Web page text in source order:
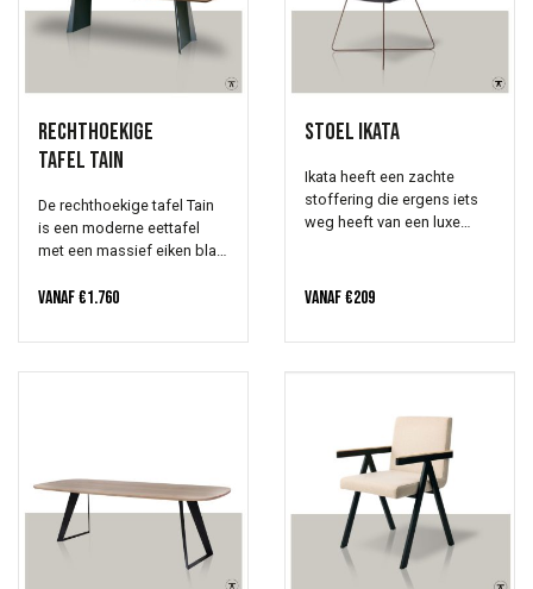
Rechthoekige
tafel Tain
De rechthoekige tafel Tain
is een moderne eettafel
met een massief eiken blad
onderstel. Het verfijnde
uit twee staanders met een
gepoedercoat worden in
iedere gewenste RAL kleur.
Vanaf€1.760
Stoel Ikata
Ikata heeft een zachte
stoffering die ergens iets
weg heeft van een luxe
die erg gebruiksvriendelijk
voor een speels “Mix and
Match” effect. Uiteraard
staan ze ook goed op
zichzelf. De Ikata stoel past
goed binnen een modern
en licht interieur.
Vanaf€209